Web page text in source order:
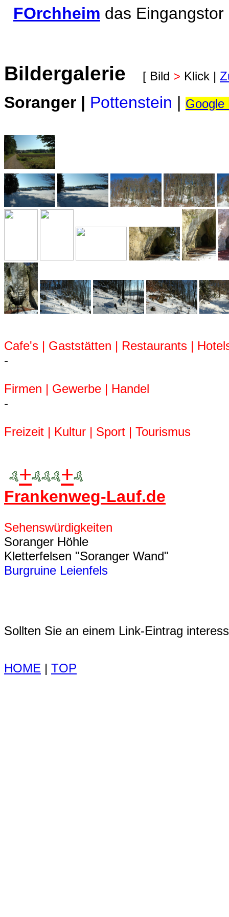
FOrchheim das
Bildergalerie [ Bild > Klick |
Soranger | Pottenstein | Google
Cafe's | Gaststätten | Restaurants |
-
Firmen | Gewerbe | Handel
-
Freizeit | Kultur | Sport | Tourismus
+ +
Frankenweg-Lauf.de
Sehenswürdigkeiten
Soranger Höhle
Kletterfelsen "Soranger Wand"
Burgruine Leienfels
Sollten Sie an einem Link-Eintrag
HOME | TOP